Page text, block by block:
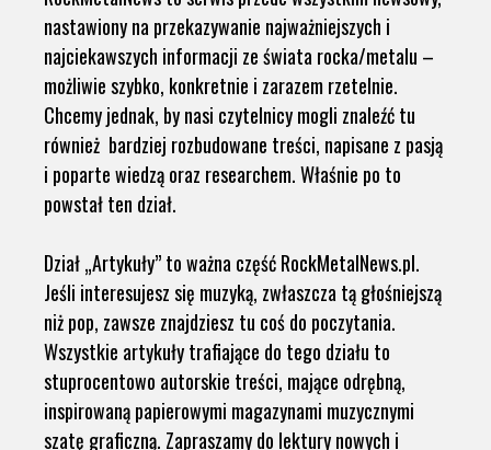
nastawiony na przekazywanie najważniejszych i
najciekawszych informacji ze świata rocka/metalu –
możliwie szybko, konkretnie i zarazem rzetelnie.
Chcemy jednak, by nasi czytelnicy mogli znaleźć tu
również bardziej rozbudowane treści, napisane z pasją
i poparte wiedzą oraz researchem. Właśnie po to
powstał ten dział.
Dział „Artykuły” to ważna część RockMetalNews.pl.
Jeśli interesujesz się muzyką, zwłaszcza tą głośniejszą
niż pop, zawsze znajdziesz tu coś do poczytania.
Wszystkie artykuły trafiające do tego działu to
stuprocentowo autorskie treści, mające odrębną,
inspirowaną papierowymi magazynami muzycznymi
szatę graficzną. Zapraszamy do lektury nowych i